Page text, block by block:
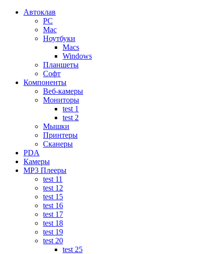
Автоклав
PC
Mac
Ноутбуки
Macs
Windows
Планшеты
Софт
Компоненты
Веб-камеры
Мониторы
test 1
test 2
Мышки
Принтеры
Сканеры
PDA
Камеры
MP3 Плееры
test 11
test 12
test 15
test 16
test 17
test 18
test 19
test 20
test 25